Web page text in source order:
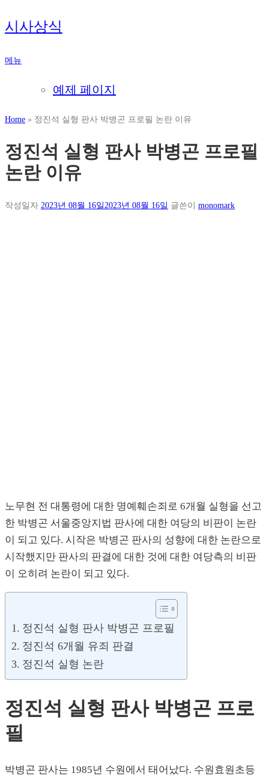
내
용
로
기
시사상식
메뉴
예제 페이지
Home » 정진석 실형 판사 박병곤 프로필 논란 이유
정진석 실형 판사 박병곤 프로필
논란 이유
작성일자 2023년 08월 16일2023년 08월 16일 글쓴이 monomark
노무현 전 대통령에 대한 명예훼손죄로 6개월 실형을 선고
한 박병곤 서울중앙지법 판사에 대한 여당의 비판이 논란
이 되고 있다. 시작은 박병곤 판사의 성향에 대한 논란으로
시작했지만 판사의 판결에 대한 것에 대한 여당측의 비판
이 오히려 논란이 되고 있다.
정진석 실형 판사 박병곤 프로필
정진석 6개월 유죄 판결
정진석 실형 논란
정진석 실형 판사 박병곤 프로
필
박병곤 판사는 1985년 수원에서 태어났다. 수원효원초등